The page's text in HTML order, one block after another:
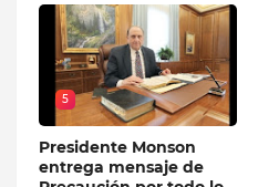
5
Presidente Monson
entrega mensaje de